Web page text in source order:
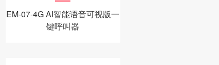
EM-07-4G AI智能语音可视版一
键呼叫器